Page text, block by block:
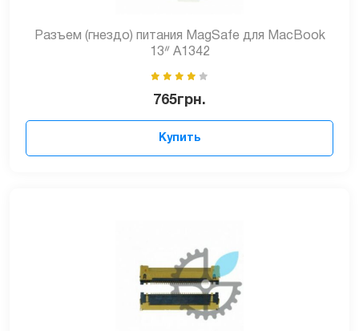
Разъем (гнездо) питания MagSafe для MacBook
13ᐥ A1342
765грн.
Купить